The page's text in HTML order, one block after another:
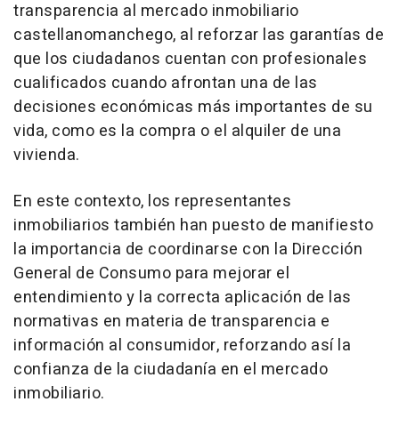
transparencia al mercado inmobiliario
castellanomanchego, al reforzar las garantías de
que los ciudadanos cuentan con profesionales
cualificados cuando afrontan una de las
decisiones económicas más importantes de su
vida, como es la compra o el alquiler de una
vivienda.
En este contexto, los representantes
inmobiliarios también han puesto de manifiesto
la importancia de coordinarse con la Dirección
General de Consumo para mejorar el
entendimiento y la correcta aplicación de las
normativas en materia de transparencia e
información al consumidor, reforzando así la
confianza de la ciudadanía en el mercado
inmobiliario.